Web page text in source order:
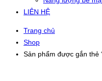
LIÊN HỆ
Trang chủ
Shop
Sản phẩm được gắn thẻ